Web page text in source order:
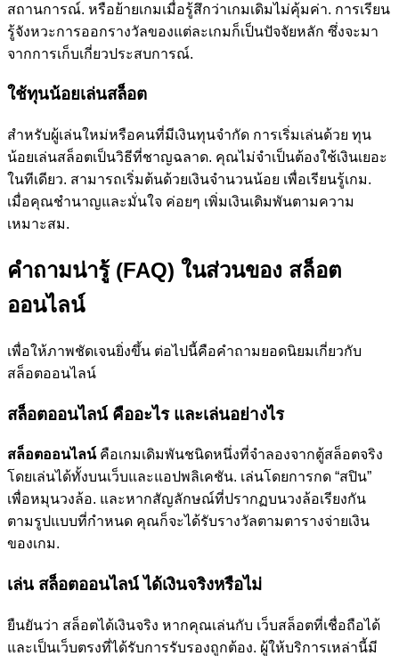
สถานการณ์. หรือย้ายเกมเมื่อรู้สึกว่าเกมเดิมไม่คุ้มค่า. การเรียน
รู้จังหวะการออกรางวัลของแต่ละเกมก็เป็นปัจจัยหลัก ซึ่งจะมา
จากการเก็บเกี่ยวประสบการณ์.
ใช้ทุนน้อยเล่นสล็อต
สำหรับผู้เล่นใหม่หรือคนที่มีเงินทุนจำกัด การเริ่มเล่นด้วย ทุน
น้อยเล่นสล็อตเป็นวิธีที่ชาญฉลาด. คุณไม่จำเป็นต้องใช้เงินเยอะ
ในทีเดียว. สามารถเริ่มต้นด้วยเงินจำนวนน้อย เพื่อเรียนรู้เกม.
เมื่อคุณชำนาญและมั่นใจ ค่อยๆ เพิ่มเงินเดิมพันตามความ
เหมาะสม.
คำถามน่ารู้ (FAQ) ในส่วนของ สล็อต
ออนไลน์
เพื่อให้ภาพชัดเจนยิ่งขึ้น ต่อไปนี้คือคำถามยอดนิยมเกี่ยวกับ
สล็อตออนไลน์
สล็อตออนไลน์ คืออะไร และเล่นอย่างไร
สล็อตออนไลน์คือเกมเดิมพันชนิดหนึ่งที่จำลองจากตู้สล็อตจริง
โดยเล่นได้ทั้งบนเว็บและแอปพลิเคชัน. เล่นโดยการกด “สปิน”
เพื่อหมุนวงล้อ. และหากสัญลักษณ์ที่ปรากฏบนวงล้อเรียงกัน
ตามรูปแบบที่กำหนด คุณก็จะได้รับรางวัลตามตารางจ่ายเงิน
ของเกม.
เล่น สล็อตออนไลน์ ได้เงินจริงหรือไม่
ยืนยันว่า สล็อตได้เงินจริง หากคุณเล่นกับ เว็บสล็อตที่เชื่อถือได้
และเป็นเว็บตรงที่ได้รับการรับรองถูกต้อง. ผู้ให้บริการเหล่านี้มี